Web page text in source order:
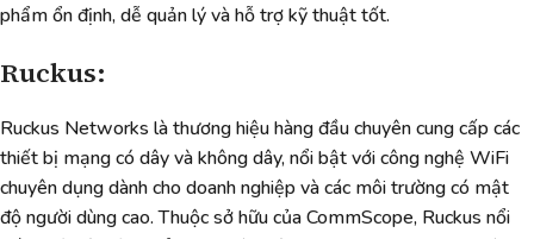
phẩm ổn định, dễ quản lý và hỗ trợ kỹ thuật tốt.
Ruckus:
Ruckus Networks là thương hiệu hàng đầu chuyên cung cấp các
thiết bị mạng có dây và không dây, nổi bật với công nghệ WiFi
chuyên dụng dành cho doanh nghiệp và các môi trường có mật
độ người dùng cao. Thuộc sở hữu của CommScope, Ruckus nổi